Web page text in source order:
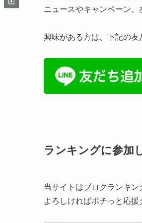
ニュースやキャンペーン、
興味がある方は、下記の友
ランキングに参加
当サイトはブログランキン
よろしければポチっと応援